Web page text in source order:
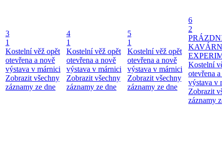
3
1
Kostelní věž opět
otevřena a nově
výstava v márnici
Zobrazit všechny
záznamy ze dne
4
1
Kostelní věž opět
otevřena a nově
výstava v márnici
Zobrazit všechny
záznamy ze dne
5
1
Kostelní věž opět
otevřena a nově
výstava v márnici
Zobrazit všechny
záznamy ze dne
6
2
Kostelní
otevřena
výstava v
Zobrazit
záznamy